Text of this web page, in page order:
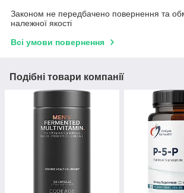
Законом не передбачено повернення та
належної якості
Всі умови повернення
Подібні товари компанії